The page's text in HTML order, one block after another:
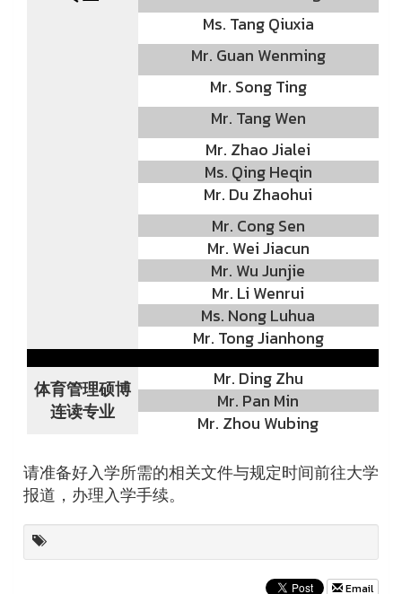
Ms. Tang Qiuxia
Mr. Guan Wenming
Mr. Song Ting
Mr. Tang Wen
Mr. Zhao Jialei
Ms. Qing Heqin
Mr. Du Zhaohui
Mr. Cong Sen
Mr. Wei Jiacun
Mr. Wu Junjie
Mr. Li Wenrui
Ms. Nong Luhua
Mr. Tong Jianhong
体育管理硕博
连读专业
Mr. Ding Zhu
Mr. Pan Min
Mr. Zhou Wubing
请准备好入学所需的相关文件与规定时间前往大学
报道，办理入学手续。
Email